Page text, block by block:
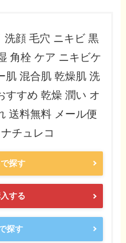
洗顔 毛穴 ニキビ 黒
角栓 ケア ニキビケ
肌 混合肌 乾燥肌 洗
すすめ 乾燥 潤い オ
送料無料 メール便
チュレコ
探す
する
探す